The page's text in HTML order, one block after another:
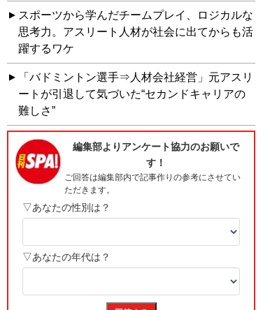
スポーツから学んだチームプレイ、ロジカルな
思考力。アスリート人材が社会に出てからも活
躍するワケ
「バドミントン選手⇒人材会社経営」元アスリ
ートが引退して気づいた“セカンドキャリアの
難しさ”